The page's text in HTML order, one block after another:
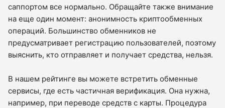
саппортом все нормально. Обращайте также внимание
на еще один момент: анонимность криптообменных
операций. Большинство обменников не
предусматривает регистрацию пользователей, поэтому
выяснить, кто отправляет и получает средства, нельзя.
В нашем рейтинге вы можете встретить обменные
сервисы, где есть частичная верификация. Она нужна,
например, при переводе средств с карты. Процедура